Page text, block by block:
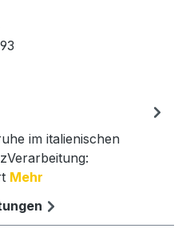
im italienischen
Mehr